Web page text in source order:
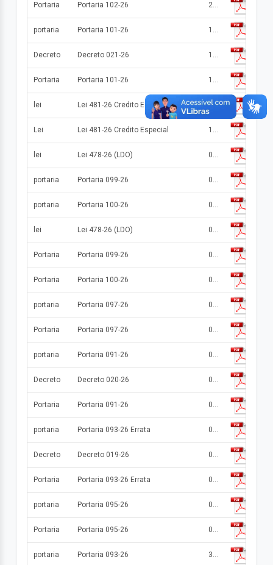
Portaria Portaria 102-26 22/07/2026
portaria Portaria 101-26 16/07/2026
Decreto Decreto 021-26 16/07/2026
Portaria Portaria 101-26 16/07/2026
lei Lei 481-26 Credito Especial 15/07/2026
Lei Lei 481-26 Credito Especial 15/07/2026
lei Lei 478-26 (LDO) 08/07/2026
portaria Portaria 099-26 08/07/2026
portaria Portaria 100-26 08/07/2026
lei Lei 478-26 (LDO) 08/07/2026
Portaria Portaria 099-26 08/07/2026
Portaria Portaria 100-26 08/07/2026
portaria Portaria 097-26 07/07/2026
Portaria Portaria 097-26 07/07/2026
portaria Portaria 091-26 06/07/2026
Decreto Decreto 020-26 06/07/2026
Portaria Portaria 091-26 06/07/2026
portaria Portaria 093-26 Errata 03/07/2026
Decreto Decreto 019-26 03/07/2026
Portaria Portaria 093-26 Errata 03/07/2026
portaria Portaria 095-26 02/07/2026
Portaria Portaria 095-26 02/07/2026
portaria Portaria 093-26 30/06/2026